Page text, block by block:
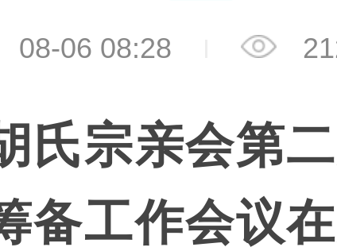
08-06 08:28
氏宗亲会第
备工作会议